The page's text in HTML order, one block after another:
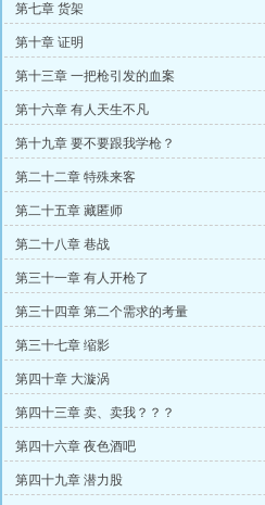
第七章 货架
第十章 证明
第十三章 一把枪引发的血案
第十六章 有人天生不凡
第十九章 要不要跟我学枪？
第二十二章 特殊来客
第二十五章 藏匿师
第二十八章 巷战
第三十一章 有人开枪了
第三十四章 第二个需求的考量
第三十七章 缩影
第四十章 大漩涡
第四十三章 卖、卖我？？？
第四十六章 夜色酒吧
第四十九章 潜力股